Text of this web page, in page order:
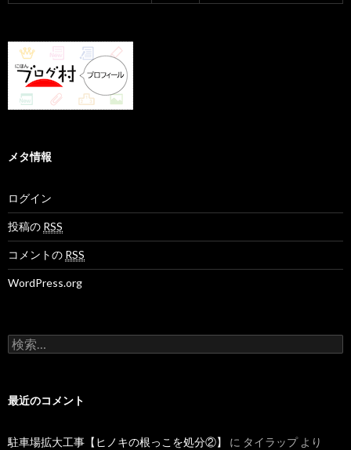
メタ情報
ログイン
投稿の RSS
コメントの RSS
WordPress.org
検
索
最近のコメント
駐車場拡大工事【ヒノキの根っこを処分②】 に タイラップより